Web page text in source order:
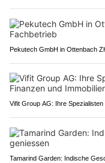
Pekutech GmbH in Ottenbach
Vifit Group AG: Ihre
Tamarind Garden: Indische